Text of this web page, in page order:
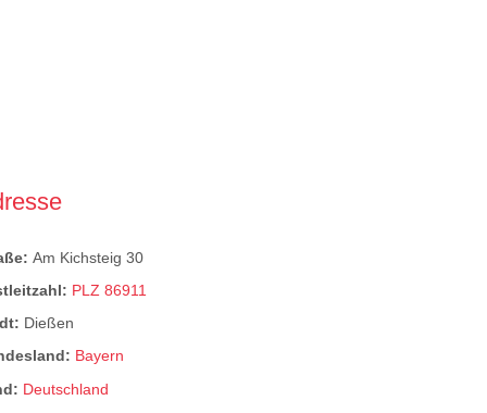
Am Kichsteig 30
PLZ 86911
Dießen
Bayern
Deutschland